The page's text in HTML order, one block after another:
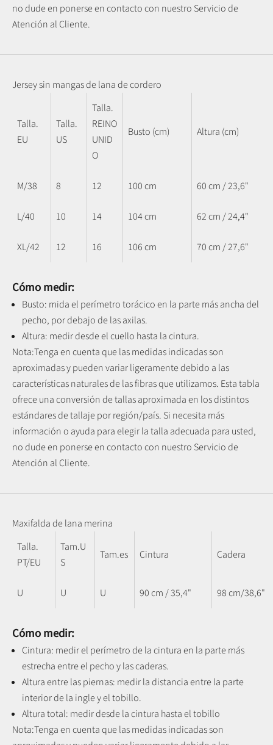
no dude en ponerse en contacto con nuestro Servicio de
Atención al Cliente.
Jersey sin mangas de lana de cordero
Talla.
EU
Talla.
US
Talla.
REINO
UNID
O
Busto (cm) Altura (cm)
M/38 8 12 100 cm 60 cm / 23,6"
L/40 10 14 104 cm 62 cm / 24,4"
XL/42 12 16 106 cm 70 cm / 27,6"
Cómo medir:
Busto: mida el perímetro torácico en la parte más ancha del
pecho, por debajo de las axilas.
Altura: medir desde el cuello hasta la cintura.
Nota:Tenga en cuenta que las medidas indicadas son
aproximadas y pueden variar ligeramente debido a las
características naturales de las fibras que utilizamos. Esta tabla
ofrece una conversión de tallas aproximada en los distintos
estándares de tallaje por región/país. Si necesita más
información o ayuda para elegir la talla adecuada para usted,
no dude en ponerse en contacto con nuestro Servicio de
Atención al Cliente.
Maxifalda de lana merina
Talla.
PT/EU
Tam.U
S
Tam.es Cintura Cadera
U U U 90 cm / 35,4" 98 cm/38,6"
Cómo medir:
Cintura: medir el perímetro de la cintura en la parte más
estrecha entre el pecho y las caderas.
Altura entre las piernas: medir la distancia entre la parte
interior de la ingle y el tobillo.
Altura total: medir desde la cintura hasta el tobillo
Nota:Tenga en cuenta que las medidas indicadas son